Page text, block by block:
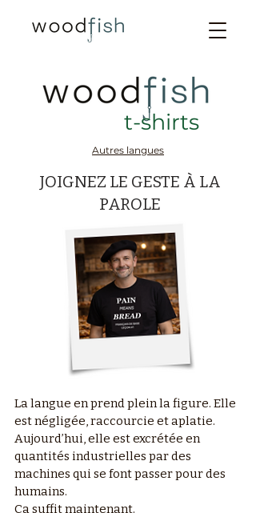
t-shirts
Autres langues
JOIGNEZ LE GESTE À LA
PAROLE
La langue en prend plein la figure. Elle
est négligée, raccourcie et aplatie.
Aujourd’hui, elle est excrétée en
quantités industrielles par des
machines qui se font passer pour des
humains.
Ça suffit maintenant.